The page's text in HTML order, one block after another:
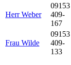
Herr Weber
09153
409-
167
Frau Wilde
09153
409-
133